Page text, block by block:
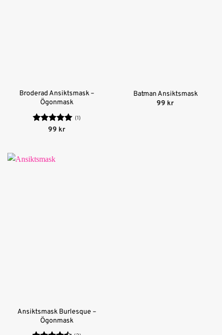
Broderad Ansiktsmask –
Ögonmask
Betygsatt
(1)
99 kr
Batman Ansiktsmask
99 kr
Ansiktsmask Burlesque –
Ögonmask